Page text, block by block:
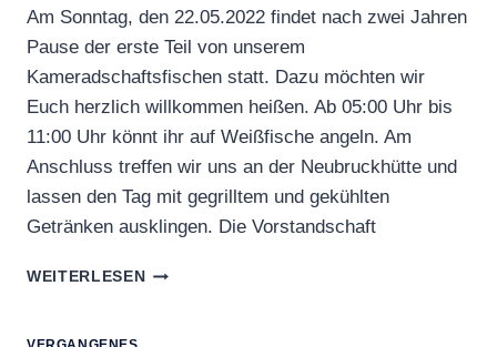
Am Sonntag, den 22.05.2022 findet nach zwei Jahren
Pause der erste Teil von unserem
Kameradschaftsfischen statt. Dazu möchten wir
Euch herzlich willkommen heißen. Ab 05:00 Uhr bis
11:00 Uhr könnt ihr auf Weißfische angeln. Am
Anschluss treffen wir uns an der Neubruckhütte und
lassen den Tag mit gegrilltem und gekühlten
Getränken ausklingen. Die Vorstandschaft
WEITERLESENKAMERADSCHAFTSFISCHEN